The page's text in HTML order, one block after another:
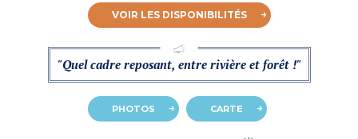
VOIR LES DISPONIBILITÉS
"Quel cadre reposant, entre rivière et forêt !"
PHOTOS CARTE